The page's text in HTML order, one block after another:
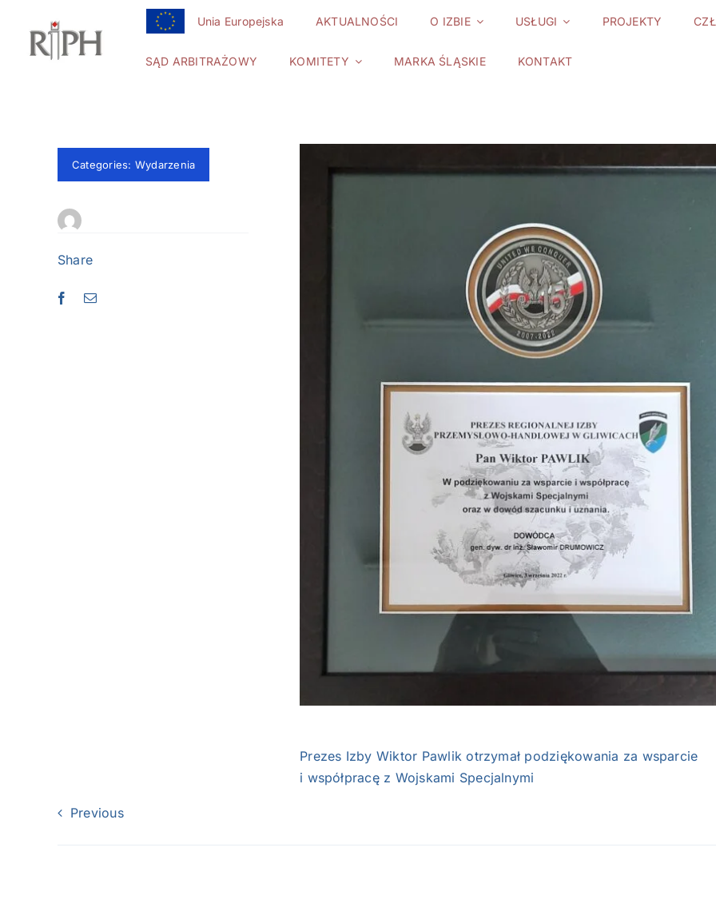
zawartości
Unia Europejska AKTUALNOŚCI O IZBIE USŁUGI PROJEKTY
SĄD ARBITRAŻOWY KOMITETY MARKA ŚLĄSKIE KONTAKT
Categories: Wydarzenia
Share
Prezes Izby Wiktor Pawlik otrzymał podziękowania za wsparcie
i współpracę z Wojskami Specjalnymi
Previous